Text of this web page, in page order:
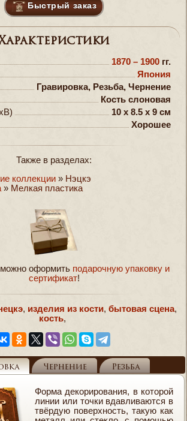
Быстрый заказ
1870 – 1900 гг.
Япония
Гравировка, Резьба, Чернение
Кость слоновая
10 x 8.5 x 9 см
Хорошее
Также в разделах:
коллекции » Нэцкэ
» Мелкая пластика
оформить подарочную упаковку и
сертификат!
, изделия из кости, бытовая сцена,
кость,
Чернение Резьба
Форма декорирования, в которой
линии или точки вдавливаются в
твёрдую поверхность, такую как